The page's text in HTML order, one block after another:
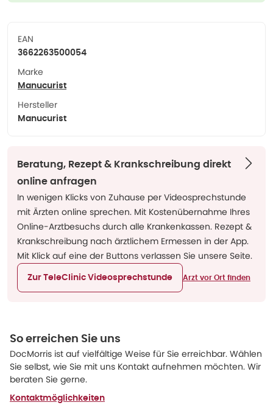
EAN
3662263500054
Marke
Manucurist
Hersteller
Manucurist
Beratung, Rezept & Krankschreibung direkt
online anfragen
In wenigen Klicks von Zuhause per Videosprechstunde
mit Ärzten online sprechen. Mit Kostenübernahme Ihres
Online-Arztbesuchs durch alle Krankenkassen. Rezept &
Krankschreibung nach ärztlichem Ermessen in der App.
Mit Klick auf eine der Buttons verlassen Sie unsere Seite.
Zur TeleClinic Videosprechstunde Arzt vor Ort finden
So erreichen Sie uns
DocMorris ist auf vielfältige Weise für Sie erreichbar. Wählen
Sie selbst, wie Sie mit uns Kontakt aufnehmen möchten. Wir
beraten Sie gerne.
Kontaktmöglichkeiten